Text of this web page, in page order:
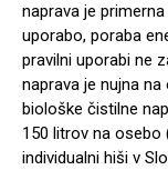
naprava je
uporabo, poraba
pravilni uporabi ne
naprava je nujna
biološke čistilne
150 litrov na osebo
individualni hiši v